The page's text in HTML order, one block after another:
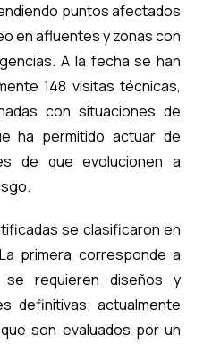
puntos afectados
en afluentes y zonas con
A la fecha se han
148 visitas técnicas,
con situaciones de
ha permitido actuar de
de que evolucionen a
se clasificaron en
primera corresponde a
se requieren diseños y
definitivas; actualmente
son evaluados por un